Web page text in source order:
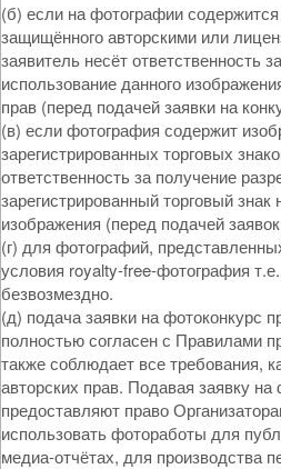
(б) если на фотографии
защищённого авторскими или
заявитель несёт ответственность
использование данного
прав (перед подачей заявки на
(в) если фотография содержит
зарегистрированных торговых
ответственность за получение
зарегистрированный торговый знак
изображения (перед подачей
(г) для фотографий,
условия royalty-free-фотография
безвозмездно.
(д) подача заявки на фотоконкурс
полностью согласен с Правилами
также соблюдает все требования,
авторских прав. Подавая заявку на
предоставляют право
использовать фотоработы для
медиа-отчётах, для производства